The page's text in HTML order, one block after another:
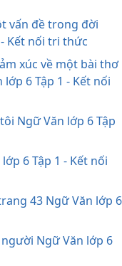
vấn đề trong đời
Kết nối tri thức
xúc về một bài thơ
6 Tập 1 - Kết nối
Ngữ Văn lớp 6 Tập
6 Tập 1 - Kết nối
43 Ngữ Văn lớp 6
Ngữ Văn lớp 6